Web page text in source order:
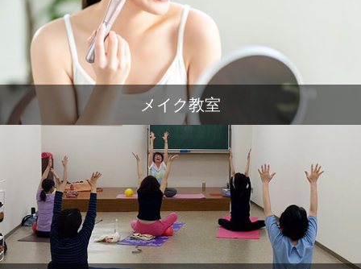
メイク教室